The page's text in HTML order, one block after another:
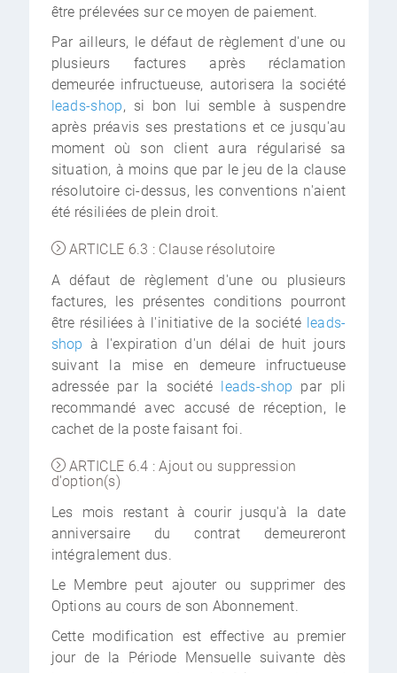
être prélevées sur ce moyen de paiement.
Par ailleurs, le défaut de règlement d'une ou
plusieurs factures après réclamation
demeurée infructueuse, autorisera la société
leads-shop, si bon lui semble à suspendre
après préavis ses prestations et ce jusqu'au
moment où son client aura régularisé sa
situation, à moins que par le jeu de la clause
résolutoire ci-dessus, les conventions n'aient
été résiliées de plein droit.
ARTICLE 6.3 : Clause résolutoire
A défaut de règlement d'une ou plusieurs
factures, les présentes conditions pourront
être résiliées à l'initiative de la société leads-
shop à l'expiration d'un délai de huit jours
suivant la mise en demeure infructueuse
adressée par la société leads-shop par pli
recommandé avec accusé de réception, le
cachet de la poste faisant foi.
ARTICLE 6.4 : Ajout ou suppression
d'option(s)
Les mois restant à courir jusqu'à la date
anniversaire du contrat demeureront
intégralement dus.
Le Membre peut ajouter ou supprimer des
Options au cours de son Abonnement.
Cette modification est effective au premier
jour de la Période Mensuelle suivante dès